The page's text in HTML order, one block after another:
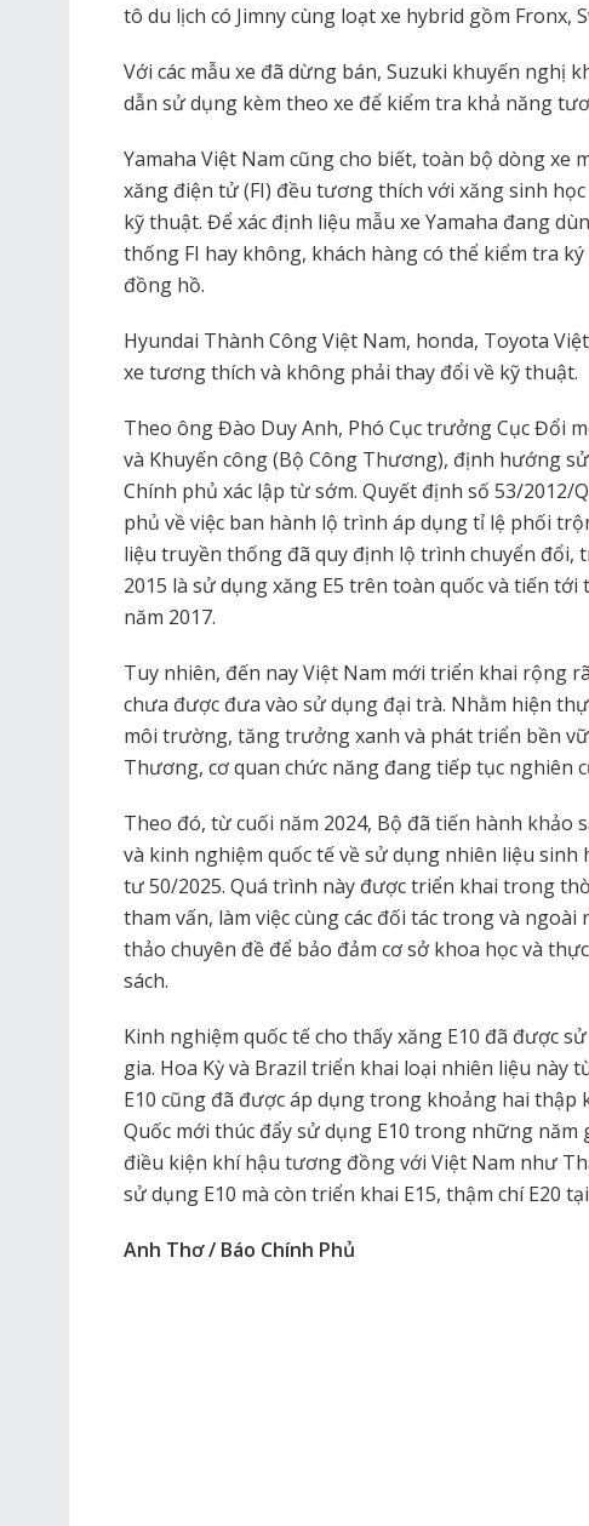
tô du lịch có Jimny cùng loạt xe hybrid gồm Fronx,
Với các mẫu xe đã dừng bán, Suzuki khuyến nghị
dẫn sử dụng kèm theo xe để kiểm tra khả năng
Yamaha Việt Nam cũng cho biết, toàn bộ dòng xe
xăng điện tử (FI) đều tương thích với xăng sinh
kỹ thuật. Để xác định liệu mẫu xe Yamaha đang
thống FI hay không, khách hàng có thể kiểm tra
đồng hồ.
Hyundai Thành Công Việt Nam, honda, Toyota
xe tương thích và không phải thay đổi về kỹ thuật.
Theo ông Đào Duy Anh, Phó Cục trưởng Cục Đổi
và Khuyến công (Bộ Công Thương), định hướng
Chính phủ xác lập từ sớm. Quyết định số 53/
phủ về việc ban hành lộ trình áp dụng tỉ lệ phối
liệu truyền thống đã quy định lộ trình chuyển đổi,
2015 là sử dụng xăng E5 trên toàn quốc và tiến
năm 2017.
Tuy nhiên, đến nay Việt Nam mới triển khai rộng
chưa được đưa vào sử dụng đại trà. Nhằm hiện
môi trường, tăng trưởng xanh và phát triển bền
Thương, cơ quan chức năng đang tiếp tục nghiên
Theo đó, từ cuối năm 2024, Bộ đã tiến hành khảo
và kinh nghiệm quốc tế về sử dụng nhiên liệu sinh
tư 50/2025. Quá trình này được triển khai trong
tham vấn, làm việc cùng các đối tác trong và ngoài
thảo chuyên đề để bảo đảm cơ sở khoa học và
sách.
Kinh nghiệm quốc tế cho thấy xăng E10 đã được
gia. Hoa Kỳ và Brazil triển khai loại nhiên liệu này
E10 cũng đã được áp dụng trong khoảng hai
Quốc mới thúc đẩy sử dụng E10 trong những năm
điều kiện khí hậu tương đồng với Việt Nam như
sử dụng E10 mà còn triển khai E15, thậm chí E20
Anh Thơ / Báo Chính Phủ